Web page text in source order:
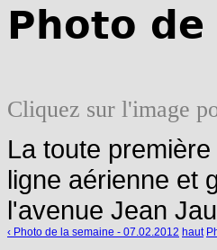
Photo
Cliquez sur l'image
La toute
ligne aérienne et
l'avenue Jean
‹ Photo de la semaine - 07.02.2012 haut